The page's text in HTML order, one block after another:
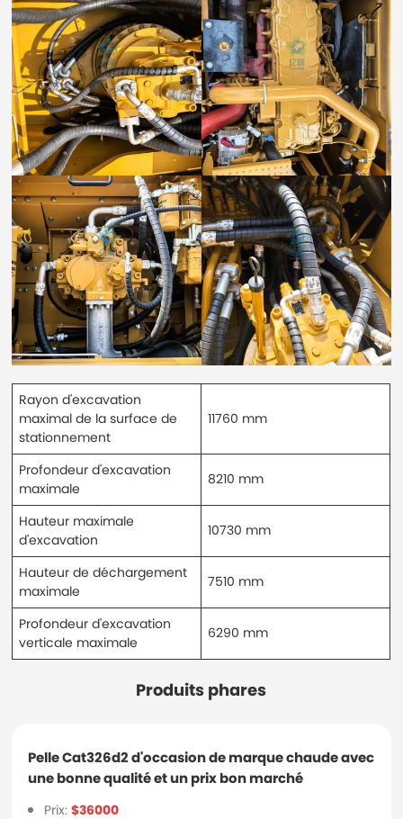
Rayon d'excavation
maximal de la surface de
stationnement
11760 mm
Profondeur d'excavation
maximale
8210 mm
Hauteur maximale
d'excavation
10730 mm
Hauteur de déchargement
maximale
7510 mm
Profondeur d'excavation
verticale maximale
6290 mm
Produits phares
Pelle Cat326d2 d'occasion de marque chaude avec
une bonne qualité et un prix bon marché
Prix:$36000